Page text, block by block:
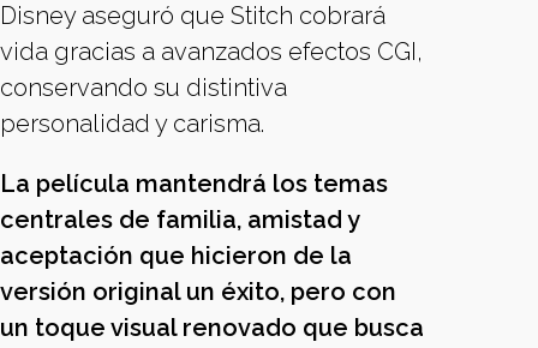
Disney aseguró que Stitch cobrará
vida gracias a avanzados efectos CGI,
conservando su distintiva
personalidad y carisma.
La película mantendrá los temas
centrales de familia, amistad y
aceptación que hicieron de la
versión original un éxito, pero con
un toque visual renovado que busca